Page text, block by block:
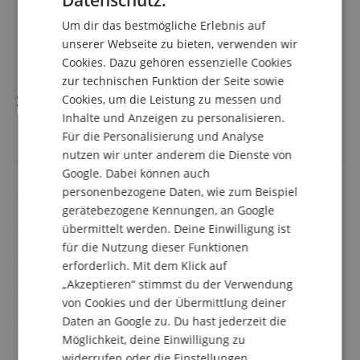
1 x Mundstück
1 x Gigbag
Spezifikation
Artikelnummer 00116172
Stimmung C
1/2
auch für Kinder Nein
Anzahl Ventile
Schwarz
Art der Ventile Pumpventile
FRENCH
ITALIAN
SPANISH
Um dir das bestmögliche Erlebnis auf
unserer Webseite zu bieten, verwenden wir
Cookies. Dazu gehören essenzielle Cookies
zur technischen Funktion der Seite sowie
Cookies, um die Leistung zu messen und
Inhalte und Anzeigen zu personalisieren.
Für die Personalisierung und Analyse
nutzen wir unter anderem die Dienste von
Google. Dabei können auch
personenbezogene Daten, wie zum Beispiel
gerätebezogene Kennungen, an Google
übermittelt werden. Deine Einwilligung ist
für die Nutzung dieser Funktionen
erforderlich. Mit dem Klick auf
„Akzeptieren“ stimmst du der Verwendung
von Cookies und der Übermittlung deiner
Daten an Google zu. Du hast jederzeit die
Möglichkeit, deine Einwilligung zu